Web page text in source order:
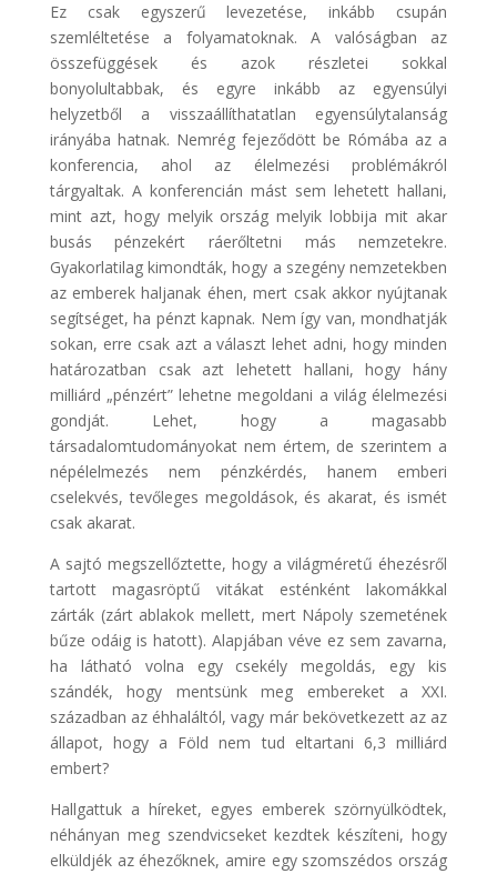
Ez csak egyszerű levezetése, inkább csupán
szemléltetése a folyamatoknak. A valóságban az
összefüggések és azok részletei sokkal
bonyolultabbak, és egyre inkább az egyensúlyi
helyzetből a visszaállíthatatlan egyensúlytalanság
irányába hatnak. Nemrég fejeződött be Rómába az a
konferencia, ahol az élelmezési problémákról
tárgyaltak. A konferencián mást sem lehetett hallani,
mint azt, hogy melyik ország melyik lobbija mit akar
busás pénzekért ráerőltetni más nemzetekre.
Gyakorlatilag kimondták, hogy a szegény nemzetekben
az emberek haljanak éhen, mert csak akkor nyújtanak
segítséget, ha pénzt kapnak. Nem így van, mondhatják
sokan, erre csak azt a választ lehet adni, hogy minden
határozatban csak azt lehetett hallani, hogy hány
milliárd „pénzért” lehetne megoldani a világ élelmezési
gondját. Lehet, hogy a magasabb
társadalomtudományokat nem értem, de szerintem a
népélelmezés nem pénzkérdés, hanem emberi
cselekvés, tevőleges megoldások, és akarat, és ismét
csak akarat.
A sajtó megszellőztette, hogy a világméretű éhezésről
tartott magasröptű vitákat esténként lakomákkal
zárták (zárt ablakok mellett, mert Nápoly szemetének
bűze odáig is hatott). Alapjában véve ez sem zavarna,
ha látható volna egy csekély megoldás, egy kis
szándék, hogy mentsünk meg embereket a XXI.
században az éhhaláltól, vagy már bekövetkezett az az
állapot, hogy a Föld nem tud eltartani 6,3 milliárd
embert?
Hallgattuk a híreket, egyes emberek szörnyülködtek,
néhányan meg szendvicseket kezdtek készíteni, hogy
elküldjék az éhezőknek, amire egy szomszédos ország